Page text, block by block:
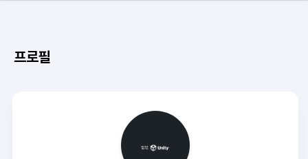
프로필